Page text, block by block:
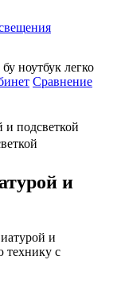
ноутбук легко
Сравнение
и подсветкой
и
и
технику с